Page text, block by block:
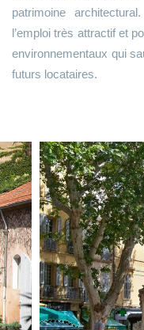
patrimoine
l’emploi très attractif et
environnementaux qui
futurs locataires.